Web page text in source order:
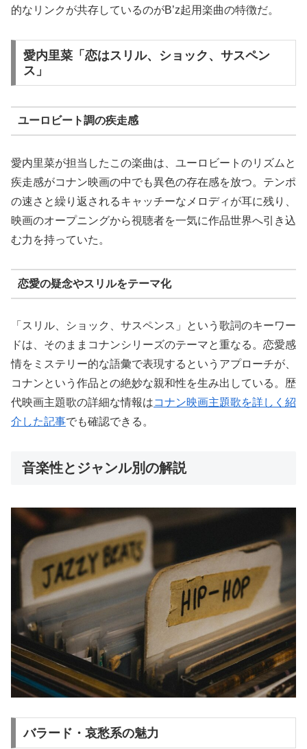
的なリンクが共存しているのがB’z起用楽曲の特徴だ。
愛内里菜「恋はスリル、ショック、サスペン
ス」
ユーロビート調の疾走感
愛内里菜が担当したこの楽曲は、ユーロビートのリズムと
疾走感がコナン映画の中でも異色の存在感を放つ。テンポ
の速さと繰り返されるキャッチーなメロディが耳に残り、
映画のオープニングから視聴者を一気に作品世界へ引き込
む力を持っていた。
恋愛の疑念やスリルをテーマ化
「スリル、ショック、サスペンス」という歌詞のキーワー
ドは、そのままコナンシリーズのテーマと重なる。恋愛感
情をミステリー的な語彙で表現するというアプローチが、
コナンという作品との絶妙な親和性を生み出している。歴
代映画主題歌の詳細な情報はコナン映画主題歌を詳しく紹
介した記事でも確認できる。
音楽性とジャンル別の解説
バラード・哀愁系の魅力